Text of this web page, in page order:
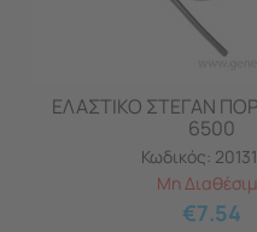
ΕΛΑΣΤΙΚΟ ΣΤΕΓΑΝ
6500
Κωδικός:
Μη
€7.54